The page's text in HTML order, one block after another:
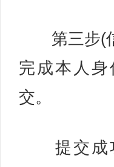
第三步(信
完成本人
交。
提交成功